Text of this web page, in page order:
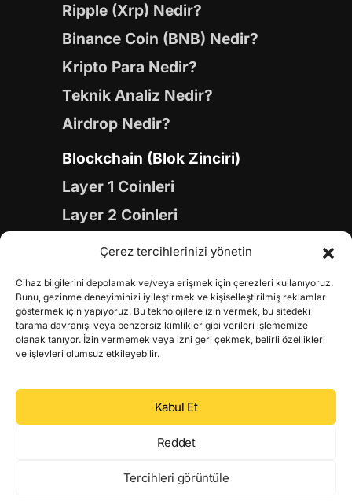
Çerez tercihlerinizi yönetin
Cihaz bilgilerini depolamak ve/veya erişmek için çerezleri kullanıyoruz.
Bunu, gezinme deneyiminizi iyileştirmek ve kişiselleştirilmiş reklamlar
göstermek için yapıyoruz. Bu teknolojilere izin vermek, bu sitedeki
tarama davranışı veya benzersiz kimlikler gibi verileri işlememize
olanak tanıyor. İzin vermemek veya izni geri çekmek, belirli özellikleri
ve işlevleri olumsuz etkileyebilir.
Kabul Et
Reddet
Tercihleri görüntüle
Ripple (Xrp) Nedir?
Binance Coin (BNB) Nedir?
Kripto Para Nedir?
Teknik Analiz Nedir?
Airdrop Nedir?
Blockchain (Blok Zinciri)
Layer 1 Coinleri
Layer 2 Coinleri
Yapay Zeka (AI) Coinleri
Gaming Coinleri
RWA Coinleri
DeFi Coinleri
DePIN Coinleri
Metaverse Coinleri
Web 3.0 Coinleri
Coin Türevleri